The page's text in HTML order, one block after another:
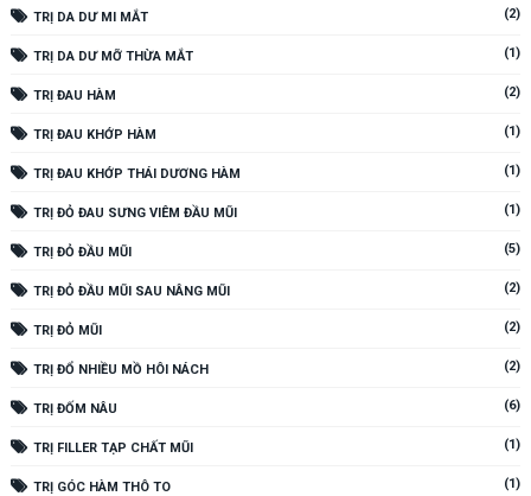
TRỊ DA DƯ MI MẮT (2)
TRỊ DA DƯ MỠ THỪA MẮT (1)
TRỊ ĐAU HÀM (2)
TRỊ ĐAU KHỚP HÀM (1)
TRỊ ĐAU KHỚP THÁI DƯƠNG HÀM (1)
TRỊ ĐỎ ĐAU SƯNG VIÊM ĐẦU MŨI (1)
TRỊ ĐỎ ĐẦU MŨI (5)
TRỊ ĐỎ ĐẦU MŨI SAU NÂNG MŨI (2)
TRỊ ĐỎ MŨI (2)
TRỊ ĐỔ NHIỀU MỒ HÔI NÁCH (2)
TRỊ ĐỐM NÂU (6)
TRỊ FILLER TẠP CHẤT MŨI (1)
TRỊ GÓC HÀM THÔ TO (1)